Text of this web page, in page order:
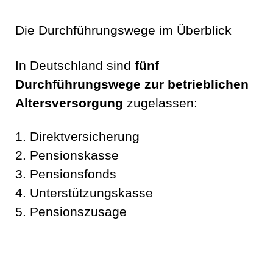
Die Durchführungswege im Überblick
In Deutschland sind fünf
Durchführungswege zur betrieblichen
Altersversorgung zugelassen:
1. Direktversicherung
2. Pensionskasse
3. Pensionsfonds
4. Unterstützungskasse
5. Pensionszusage